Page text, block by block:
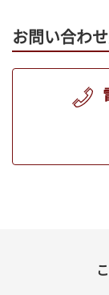
お問い合わ